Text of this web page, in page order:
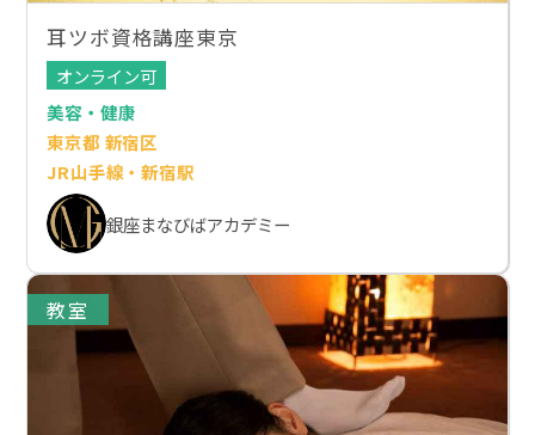
耳ツボ資格講座東京
オンライン可
美容・健康
東京都 新宿区
JR山手線・新宿駅
銀座まなびばアカデミー
教室